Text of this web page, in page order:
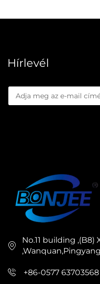
Hírlevél
No.11 building
+86-0577 63703568